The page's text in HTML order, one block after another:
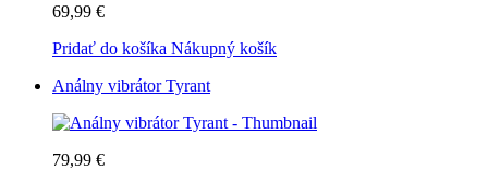
69,99 €
Pridať do košíka Nákupný košík
Análny vibrátor Tyrant
79,99 €